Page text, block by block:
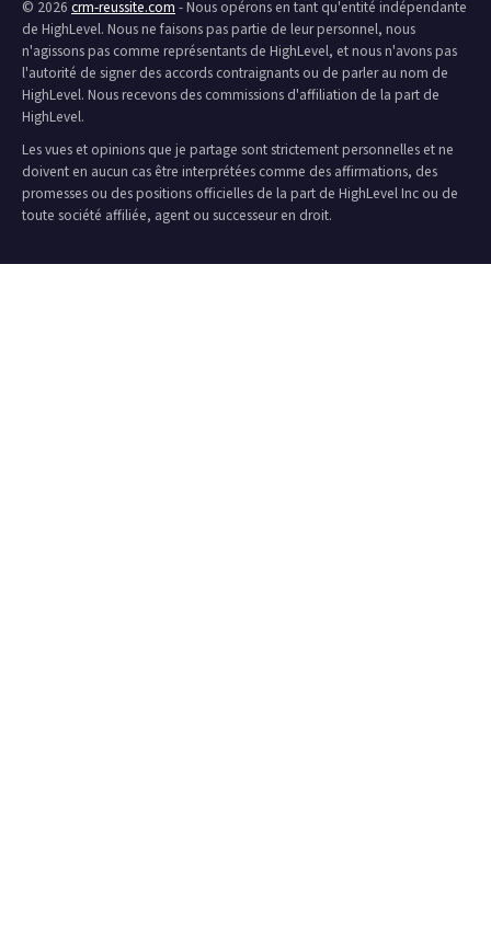
© 2026 crm-reussite.com - Nous opérons en tant qu'entité indépendante
de HighLevel. Nous ne faisons pas partie de leur personnel, nous
n'agissons pas comme représentants de HighLevel, et nous n'avons pas
l'autorité de signer des accords contraignants ou de parler au nom de
HighLevel. Nous recevons des commissions d'affiliation de la part de
HighLevel.
Les vues et opinions que je partage sont strictement personnelles et ne
doivent en aucun cas être interprétées comme des affirmations, des
promesses ou des positions officielles de la part de HighLevel Inc ou de
toute société affiliée, agent ou successeur en droit.